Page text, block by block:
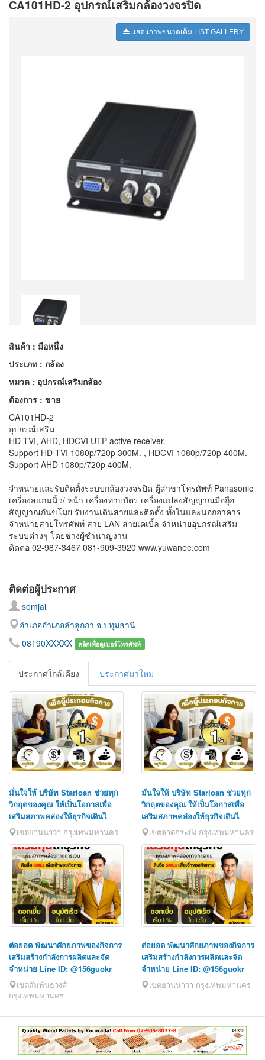
CA101HD-2 อุปกรณ์เสริมกล้องวงจรปิด
เเสดงภาพขนาดเต็ม LIST GALLERY
สินค้า : มือหนึ่ง
ประเภท : กล้อง
หมวด : อุปกรณ์เสริมกล้อง
ต้องการ : ขาย
CA101HD-2
อุปกรณ์เสริม
HD-TVI, AHD, HDCVI UTP active receiver.
Support HD-TVI 1080p/720p 300M. , HDCVI 1080p/720p 400M.
Support AHD 1080p/720p 400M.
จำหน่ายและรับติดตั้งระบบกล้องวงจรปิด ตู้สาขาโทรศัพท์ Panasonic
เครื่องสแกนนิ้ว/ หน้า เครื่องทาบบัตร เครื่องแปลงสัญญาณมือถุือ
สัญญาณกันขโมย รับงานเดินสายและติดตั้ง ทั้งในและนอกอาคาร
จำหน่ายสายโทรศัพท์ สาย LAN สายเคเบิ้ล จำหน่ายอุปกรณ์เสริม
ระบบต่างๆ โดยช่างผู้ชำนาญงาน
ติดต่อ 02-987-3467 081-909-3920 www.yuwanee.com
ติดต่อผู้ประกาศ
somjai
อำเภออำเภอลำลูกกา จ.ปทุมธานี
08190XXXXX
คลิกเพื่อดูเบอร์โทรศัพท์
ประกาศใกล้เคียง ประกาศมาใหม่
มั่นใจให้ บริษัท Starloan ช่วยทุก
วิกฤตของคุณ ให้เป็นโอกาสเพื่อ
เสริมสภาพคล่องให้ธุรกิจเดินไ
เขตยานนาวา กรุงเทพมหานคร
มั่นใจให้ บริษัท Starloan ช่วยทุก
วิกฤตของคุณ ให้เป็นโอกาสเพื่อ
เสริมสภาพคล่องให้ธุรกิจเดินไ
เขตลาดกระบัง กรุงเทพมหานคร
ต่อยอด พัฒนาศักยภาพของกิจการ
เสริมสร้างกำลังการผลิตและจัด
จำหน่าย Line ID: @156guokr
เขตสัมพันธวงศ์
กรุงเทพมหานคร
ต่อยอด พัฒนาศักยภาพของกิจการ
เสริมสร้างกำลังการผลิตและจัด
จำหน่าย Line ID: @156guokr
เขตยานนาวา กรุงเทพมหานคร